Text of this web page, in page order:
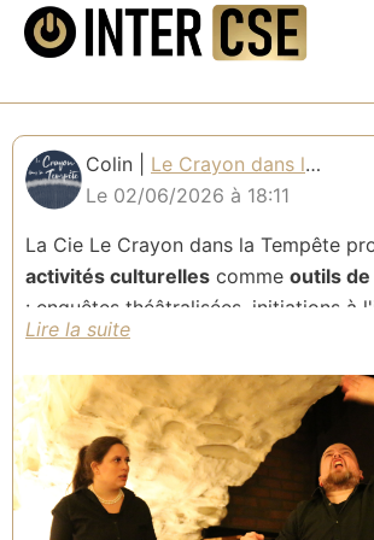
Colin | Le Crayon dans la Tempête
Le 02/06/2026 à 18:11
La Cie Le Crayon dans la Tempête
activités culturelles comme outils
: enquêtes théâtralisées, initiations à
aussi des spectacles d'impro et de
famille !
La compagnie est basée à Lyon ;
déplacer dans la région au-delà pour
interventions au sein des murs des
Propositions :